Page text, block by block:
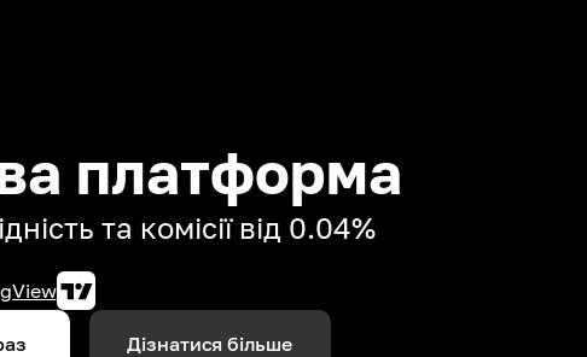
платформа
та комісії від 0.04%
Дізнатися більше